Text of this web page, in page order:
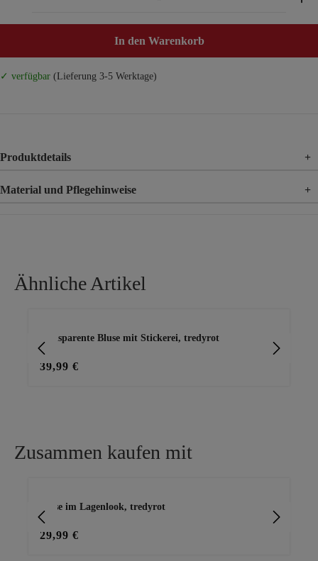
In den Warenkorb
✓ verfügbar (Lieferung 3-5 Werktage)
Produktdetails +
Material und Pflegehinweise +
Ähnliche Artikel
transparente Bluse mit Stickerei, tredyrot
39,99 €
Zusammen kaufen mit
Bluse im Lagenlook, tredyrot
29,99 €